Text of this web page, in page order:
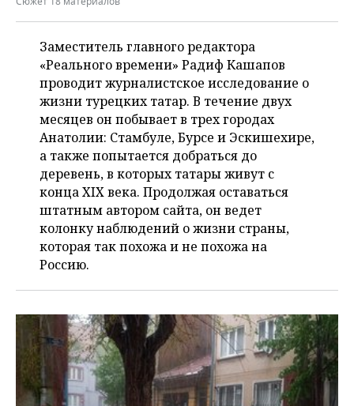
ВОЛЕЙБОЛ
КИБЕРСПОРТ
ФИГУРНОЕ КАТАНИЕ
ВОДНЫЕ ВИДЫ СПОРТА
ХОККЕЙ С МЯЧОМ
ИСТОРИЯ
КУЛЬТУРА
МЕДИЦИНА
ОБРАЗОВАНИЕ
ПРОИСШЕСТВИЯ
СПИСОК ПЕРСОН
СПИСОК КОМПАНИЙ
ПОЛНАЯ ВЕРСИЯ
Заместитель главного редактора
«Реального времени» Радиф Кашапов
проводит журналистское исследование о
жизни турецких татар. В течение двух
месяцев он побывает в трех городах
Анатолии: Стамбуле, Бурсе и Эскишехире,
а также попытается добраться до
деревень, в которых татары живут с
конца XIX века. Продолжая оставаться
штатным автором сайта, он ведет
колонку наблюдений о жизни страны,
которая так похожа и не похожа на
Россию.